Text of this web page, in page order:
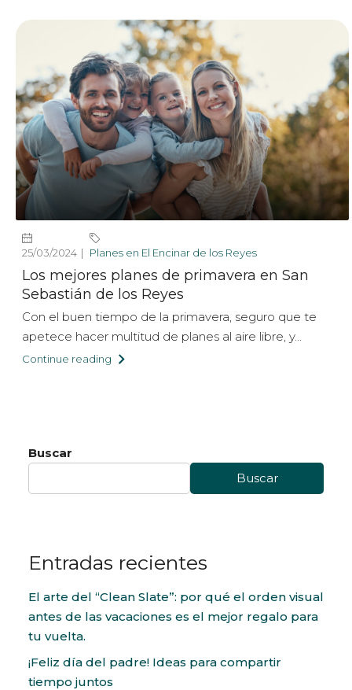
25/03/2024 Planes en El Encinar de los Reyes
Los mejores planes de primavera en San
Sebastián de los Reyes
Con el buen tiempo de la primavera, seguro que te
apetece hacer multitud de planes al aire libre, y...
Continue reading
Buscar
Buscar
Entradas recientes
El arte del “Clean Slate”: por qué el orden visual
antes de las vacaciones es el mejor regalo para
tu vuelta.
¡Feliz día del padre! Ideas para compartir
tiempo juntos